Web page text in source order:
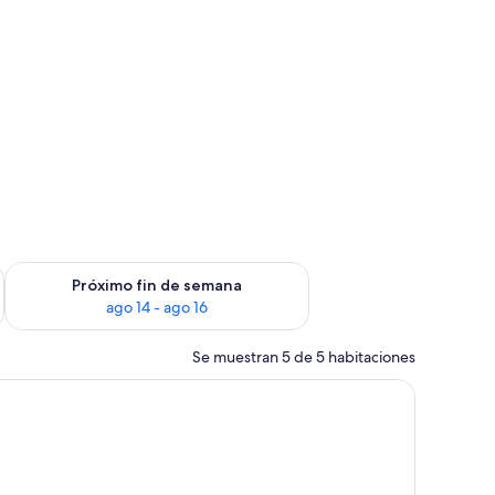
semana, ago 7 - ago 9
Próximo fin de semana
ago 14 - ago 16
Consulta la disponibilidad para el próximo fin de semana,
Se muestran 5 de 5 habitaciones
balcón, un cuadro y un teléfono.